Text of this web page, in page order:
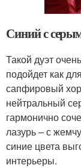
Синий с
Такой дуэт
подойдет как
сапфировый
нейтральный
гармонично
лазурь – с
синие цвета
интерьеры.